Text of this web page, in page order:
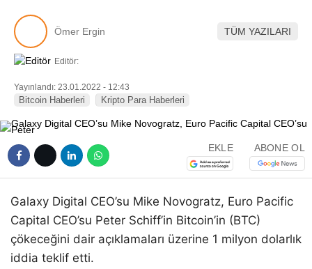
Ömer Ergin TÜM YAZILARI
Editör:
Yayınlandı: 23.01.2022 - 12:43
Bitcoin Haberleri Kripto Para Haberleri
EKLE ABONE OL
Galaxy Digital CEO’su Mike Novogratz, Euro Pacific
Capital CEO’su Peter Schiff’in Bitcoin’in (BTC)
çökeceğini dair açıklamaları üzerine 1 milyon dolarlık
iddia teklif etti.